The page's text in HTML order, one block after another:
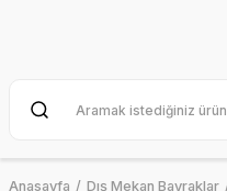
Anasayfa Dış Mekan Bayraklar